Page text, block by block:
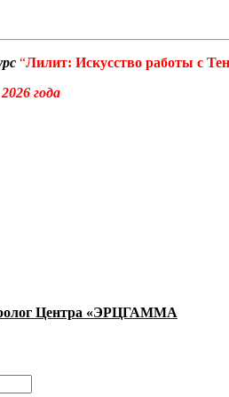
“Лилит: Искусство работы с
года
Центра «ЭРЦГАММА